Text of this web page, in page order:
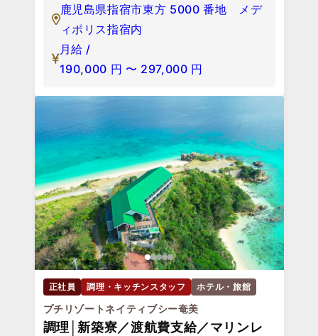
鹿児島県指宿市東方 5000 番地 メデ
ィポリス指宿内
月給 /
190,000 円 〜 297,000 円
正社員 調理・キッチンスタッフ ホテル・旅館
プチリゾートネイティブシー奄美
調理│新築寮／渡航費支給／マリンレ